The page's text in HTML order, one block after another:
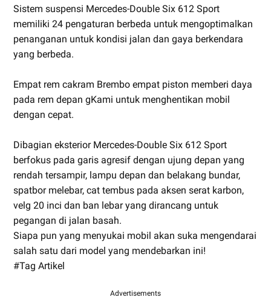
Sistem suspensi Mercedes-Double Six 612 Sport
memiliki 24 pengaturan berbeda untuk mengoptimalkan
penanganan untuk kondisi jalan dan gaya berkendara
yang berbeda.
Empat rem cakram Brembo empat piston memberi daya
pada rem depan gKami untuk menghentikan mobil
dengan cepat.
Dibagian eksterior Mercedes-Double Six 612 Sport
berfokus pada garis agresif dengan ujung depan yang
rendah tersampir, lampu depan dan belakang bundar,
spatbor melebar, cat tembus pada aksen serat karbon,
velg 20 inci dan ban lebar yang dirancang untuk
pegangan di jalan basah.
Siapa pun yang menyukai mobil akan suka mengendarai
salah satu dari model yang mendebarkan ini!
#Tag Artikel
Advertisements